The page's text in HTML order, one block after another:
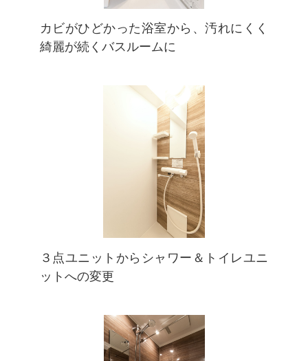
カビがひどかった浴室から、汚れにくく
綺麗が続くバスルームに
３点ユニットからシャワー＆トイレユニ
ットへの変更